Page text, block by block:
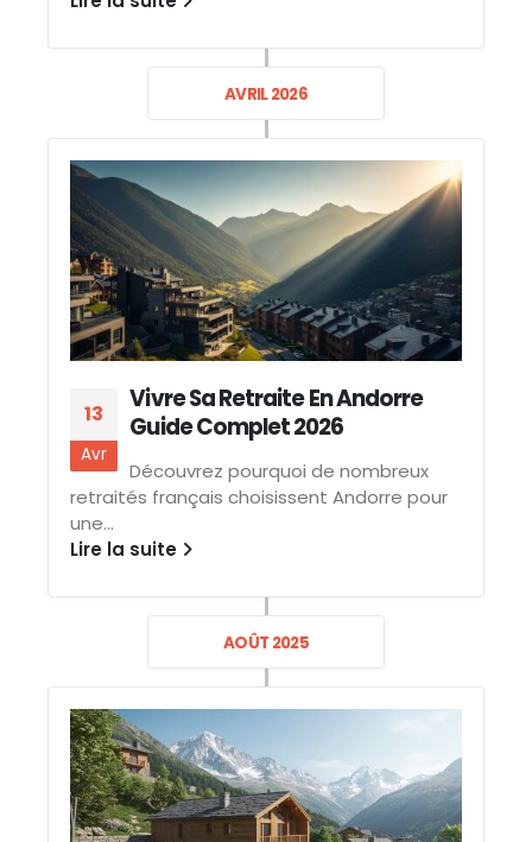
AVRIL 2026
13
Avr
Vivre Sa Retraite En Andorre
Guide Complet 2026
Découvrez pourquoi de nombreux
retraités français choisissent Andorre pour
une...
Lire la suite
AOÛT 2025